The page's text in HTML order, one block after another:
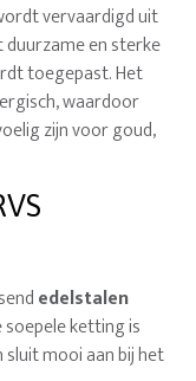
vervaardigd uit
duurzame en sterke
toegepast. Het
waardoor
zijn voor goud,
edelstalen
soepele ketting is
mooi aan bij het